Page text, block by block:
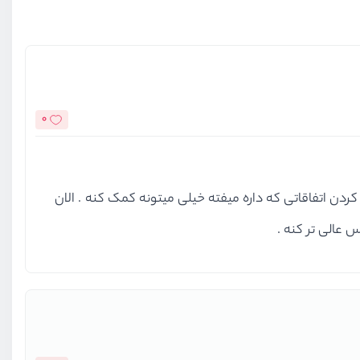
0
اتفاقاتی که داره میفته خیلی میتونه کمک کنه . الان
عالی تر کنه .